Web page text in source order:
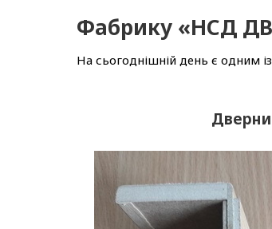
Фабрику «НСД
На сьогоднішній день є одним